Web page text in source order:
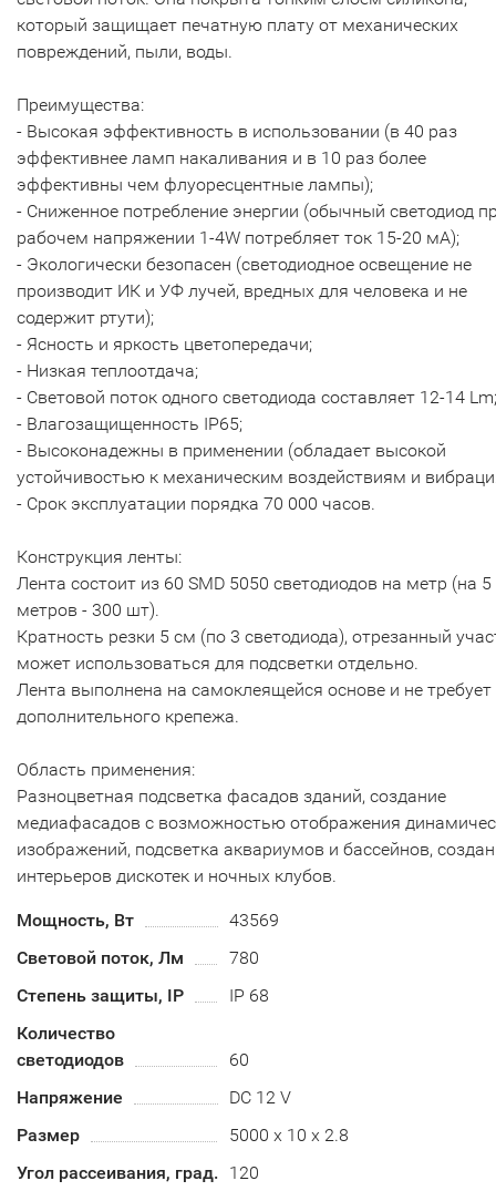
который защищает печатную плату от механических
повреждений, пыли, воды.
Преимущества:
- Высокая эффективность в использовании (в 40 раз
эффективнее ламп накаливания и в 10 раз более
эффективны чем флуоресцентные лампы);
- Сниженное потребление энергии (обычный светодиод
рабочем напряжении 1-4W потребляет ток 15-20 мА);
- Экологически безопасен (светодиодное освещение не
производит ИК и УФ лучей, вредных для человека и не
содержит ртути);
- Ясность и яркость цветопередачи;
- Низкая теплоотдача;
- Световой поток одного светодиода составляет 12-14 Lm;
- Влагозащищенность IP65;
- Высоконадежны в применении (обладает высокой
устойчивостью к механическим воздействиям и
- Срок эксплуатации порядка 70 000 часов.
Конструкция ленты:
Лента состоит из 60 SMD 5050 светодиодов на метр (на 5
метров - 300 шт).
Кратность резки 5 см (по 3 светодиода), отрезанный
может использоваться для подсветки отдельно.
Лента выполнена на самоклеящейся основе и не требует
дополнительного крепежа.
Область применения:
Разноцветная подсветка фасадов зданий, создание
медиафасадов с возможностью отображения
изображений, подсветка аквариумов и бассейнов,
интерьеров дискотек и ночных клубов.
Мощность, Вт
43569
Световой поток, Лм
780
Степень защиты, IP
IP 68
Количество
светодиодов
60
Напряжение
DC 12 V
Размер
5000 х 10 х 2.8
Угол рассеивания, град. 120